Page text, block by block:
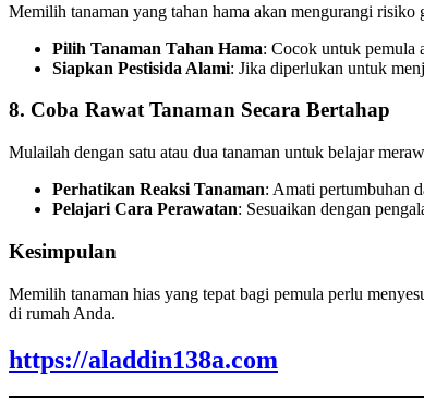
Memilih tanaman yang tahan hama akan mengurangi risiko
Pilih Tanaman Tahan Hama: Cocok untuk pemula
Siapkan Pestisida Alami: Jika diperlukan untuk
8. Coba Rawat Tanaman Secara Bertahap
Mulailah dengan satu atau dua tanaman untuk belajar
Perhatikan Reaksi Tanaman: Amati pertumbuhan
Pelajari Cara Perawatan: Sesuaikan dengan
Kesimpulan
Memilih tanaman hias yang tepat bagi pemula perlu
di rumah Anda.
https://aladdin138a.com